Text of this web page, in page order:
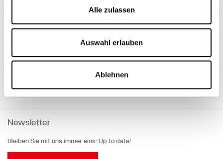
Alle zulassen
Auswahl erlauben
Ablehnen
Newsletter
Bleiben Sie mit uns immer eins: Up to date!
Referenzen
Sponsoring